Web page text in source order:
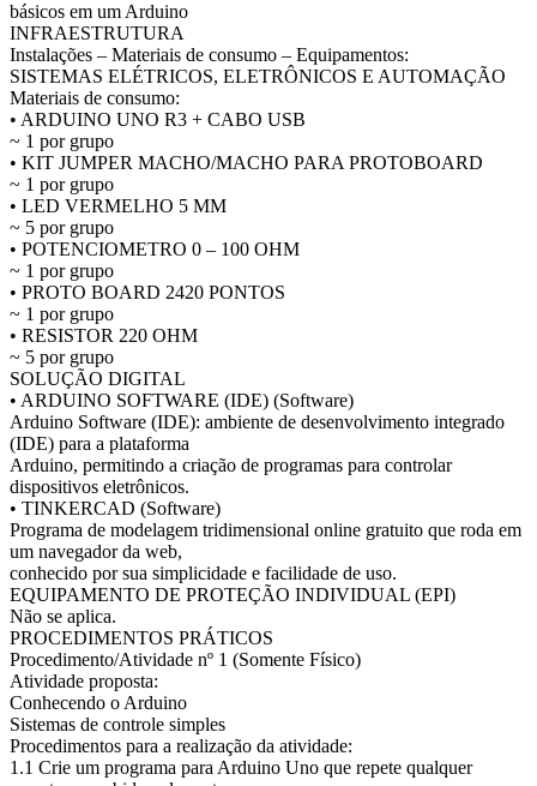
básicos em um Arduino
INFRAESTRUTURA
Instalações – Materiais de consumo – Equipamentos:
SISTEMAS ELÉTRICOS, ELETRÔNICOS E AUTOMAÇÃO
Materiais de consumo:
• ARDUINO UNO R3 + CABO USB
~ 1 por grupo
• KIT JUMPER MACHO/MACHO PARA PROTOBOARD
~ 1 por grupo
• LED VERMELHO 5 MM
~ 5 por grupo
• POTENCIOMETRO 0 – 100 OHM
~ 1 por grupo
• PROTO BOARD 2420 PONTOS
~ 1 por grupo
• RESISTOR 220 OHM
~ 5 por grupo
SOLUÇÃO DIGITAL
• ARDUINO SOFTWARE (IDE) (Software)
Arduino Software (IDE): ambiente de desenvolvimento integrado
(IDE) para a plataforma
Arduino, permitindo a criação de programas para controlar
dispositivos eletrônicos.
• TINKERCAD (Software)
Programa de modelagem tridimensional online gratuito que roda em
um navegador da web,
conhecido por sua simplicidade e facilidade de uso.
EQUIPAMENTO DE PROTEÇÃO INDIVIDUAL (EPI)
Não se aplica.
PROCEDIMENTOS PRÁTICOS
Procedimento/Atividade nº 1 (Somente Físico)
Atividade proposta:
Conhecendo o Arduino
Sistemas de controle simples
Procedimentos para a realização da atividade:
1.1 Crie um programa para Arduino Uno que repete qualquer